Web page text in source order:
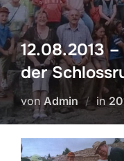
12.08.2013
der
von Admin in